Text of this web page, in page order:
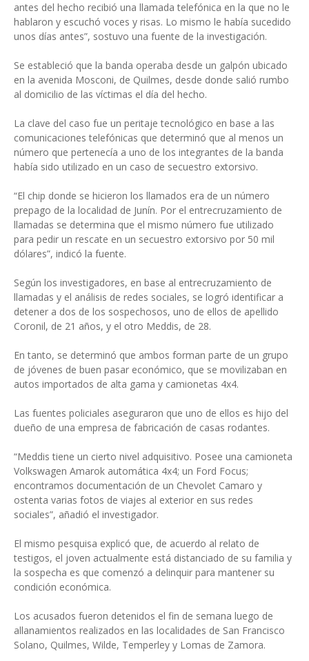
antes del hecho recibió una llamada telefónica en la que no le
hablaron y escuchó voces y risas. Lo mismo le había sucedido
unos días antes”, sostuvo una fuente de la investigación.
Se estableció que la banda operaba desde un galpón ubicado
en la avenida Mosconi, de Quilmes, desde donde salió rumbo
al domicilio de las víctimas el día del hecho.
La clave del caso fue un peritaje tecnológico en base a las
comunicaciones telefónicas que determinó que al menos un
número que pertenecía a uno de los integrantes de la banda
había sido utilizado en un caso de secuestro extorsivo.
“El chip donde se hicieron los llamados era de un número
prepago de la localidad de Junín. Por el entrecruzamiento de
llamadas se determina que el mismo número fue utilizado
para pedir un rescate en un secuestro extorsivo por 50 mil
dólares”, indicó la fuente.
Según los investigadores, en base al entrecruzamiento de
llamadas y el análisis de redes sociales, se logró identificar a
detener a dos de los sospechosos, uno de ellos de apellido
Coronil, de 21 años, y el otro Meddis, de 28.
En tanto, se determinó que ambos forman parte de un grupo
de jóvenes de buen pasar económico, que se movilizaban en
autos importados de alta gama y camionetas 4x4.
Las fuentes policiales aseguraron que uno de ellos es hijo del
dueño de una empresa de fabricación de casas rodantes.
“Meddis tiene un cierto nivel adquisitivo. Posee una camioneta
Volkswagen Amarok automática 4x4; un Ford Focus;
encontramos documentación de un Chevolet Camaro y
ostenta varias fotos de viajes al exterior en sus redes
sociales”, añadió el investigador.
El mismo pesquisa explicó que, de acuerdo al relato de
testigos, el joven actualmente está distanciado de su familia y
la sospecha es que comenzó a delinquir para mantener su
condición económica.
Los acusados fueron detenidos el fin de semana luego de
allanamientos realizados en las localidades de San Francisco
Solano, Quilmes, Wilde, Temperley y Lomas de Zamora.